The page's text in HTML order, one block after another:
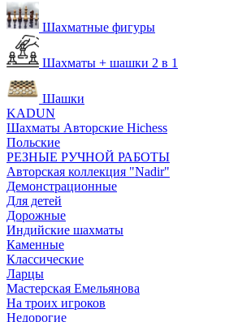
Шахматные фигуры
Шахматы + шашки 2 в 1
Шашки
KADUN
Шахматы Авторские Hichess
Польские
РЕЗНЫЕ РУЧНОЙ РАБОТЫ
Авторская коллекция "Nadir"
Демонстрационные
Для детей
Дорожные
Индийские шахматы
Каменные
Классические
Ларцы
Мастерская Емельянова
На троих игроков
Недорогие